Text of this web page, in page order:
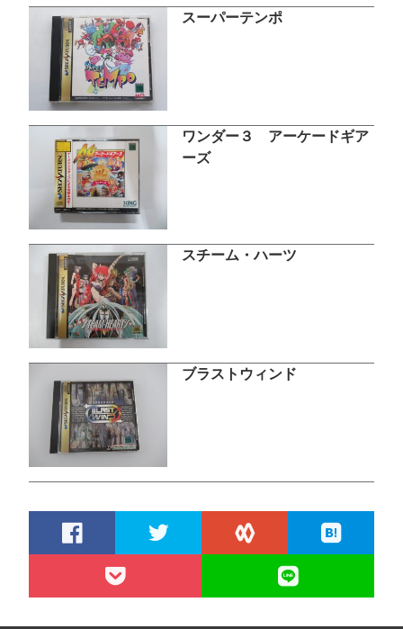
スーパーテンポ
ワンダー３ アーケードギア
ーズ
スチーム・ハーツ
ブラストウィンド